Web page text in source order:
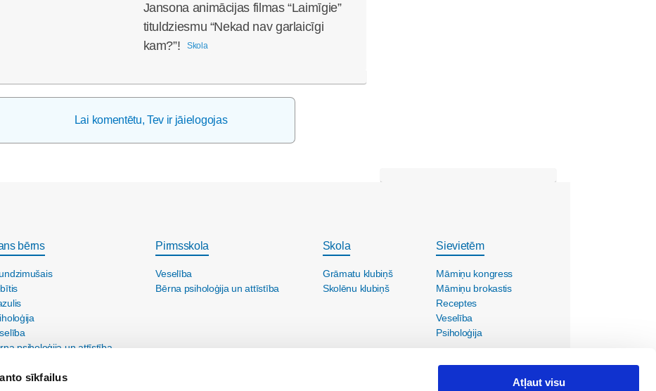
sīkfailus Atļaut visu
Jansona animācijas filmas “Laimīgie”
tituldziesmu “Nekad nav garlaicīgi
kam?”!
Skola
Lai komentētu, Tev ir jāielogojas
bērns
psiholoģija un attīstība
Pirmsskola
Veselība
Bērna psiholoģija un attīstība
Skola
Grāmatu klubiņš
Skolēnu klubiņš
Sievietēm
Māmiņu kongress
Māmiņu brokastis
Receptes
Veselība
Psiholoģija